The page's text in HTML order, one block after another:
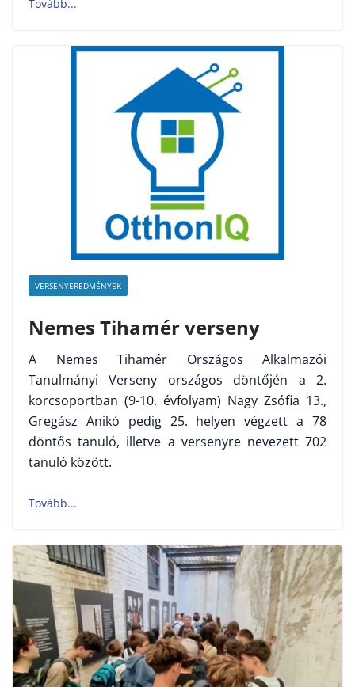
VERSENYEREDMÉNYEK
Nemes Tihamér verseny
A Nemes Tihamér Országos Alkalmazói
Tanulmányi Verseny országos döntőjén a 2.
korcsoportban (9-10. évfolyam) Nagy Zsófia 13.,
Gregász Anikó pedig 25. helyen végzett a 78
döntős tanuló, illetve a versenyre nevezett 702
tanuló között.